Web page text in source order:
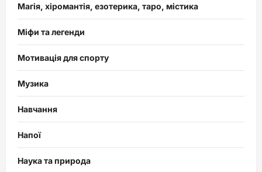
Магія, хіромантія, езотерика, таро, містика
Міфи та легенди
Мотивація для спорту
Музика
Навчання
Напої
Наука та природа